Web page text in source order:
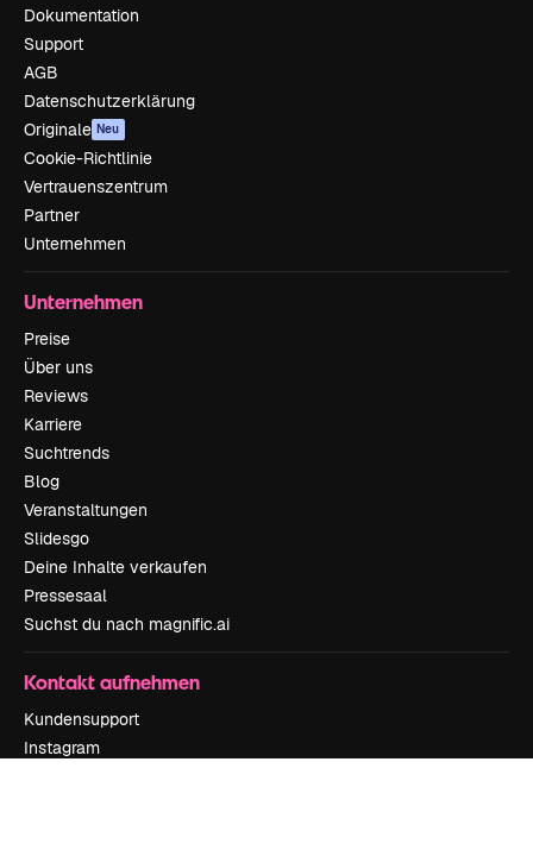
Dokumentation
Support
AGB
Datenschutzerklärung
Originale Neu
Cookie-Richtlinie
Vertrauenszentrum
Partner
Unternehmen
Unternehmen
Preise
Über uns
Reviews
Karriere
Suchtrends
Blog
Veranstaltungen
Slidesgo
Deine Inhalte verkaufen
Pressesaal
Suchst du nach magnific.ai
Kontakt aufnehmen
Kundensupport
Instagram